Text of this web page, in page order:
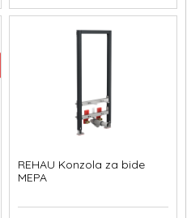
REHAU Konzola za bide
MEPA